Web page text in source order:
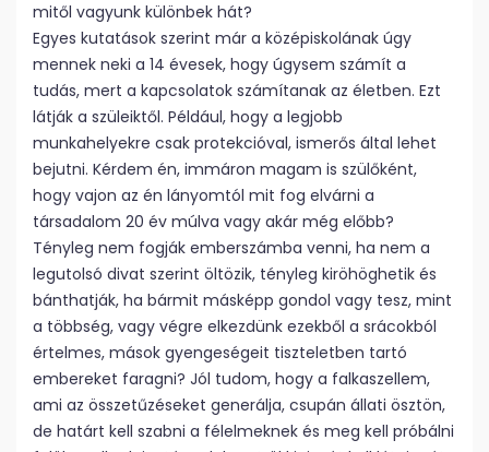
mitől vagyunk különbek hát?
Egyes kutatások szerint már a középiskolának úgy
mennek neki a 14 évesek, hogy úgysem számít a
tudás, mert a kapcsolatok számítanak az életben. Ezt
látják a szüleiktől. Például, hogy a legjobb
munkahelyekre csak protekcióval, ismerős által lehet
bejutni. Kérdem én, immáron magam is szülőként,
hogy vajon az én lányomtól mit fog elvárni a
társadalom 20 év múlva vagy akár még előbb?
Tényleg nem fogják emberszámba venni, ha nem a
legutolsó divat szerint öltözik, tényleg kiröhöghetik és
bánthatják, ha bármit másképp gondol vagy tesz, mint
a többség, vagy végre elkezdünk ezekből a srácokból
értelmes, mások gyengeségeit tiszteletben tartó
embereket faragni? Jól tudom, hogy a falkaszellem,
ami az összetűzéseket generálja, csupán állati ösztön,
de határt kell szabni a félelmeknek és meg kell próbálni